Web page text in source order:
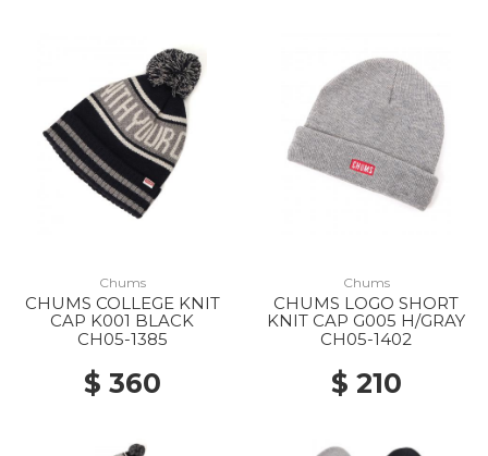
Chums
CHUMS COLLEGE KNIT
CAP K001 BLACK
CH05-1385
$ 360
Chums
CHUMS LOGO SHORT
KNIT CAP G005 H/GRAY
CH05-1402
$ 210